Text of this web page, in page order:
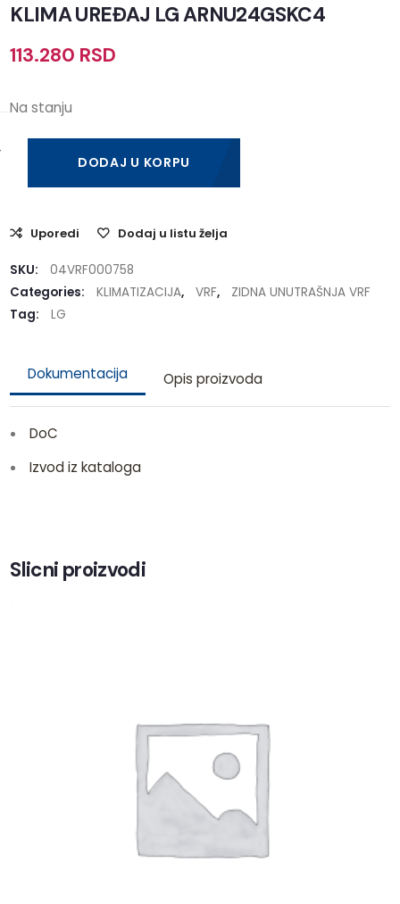
KLIMA UREĐAJ LG ARNU24GSKC4
113.280 RSD
Na stanju
DODAJ U KORPU
Uporedi Dodaj u listu želja
SKU:
04VRF000758
Categories:
KLIMATIZACIJA, VRF,
ZIDNA UNUTRAŠNJA VRF
Tag:
LG
Dokumentacija Opis proizvoda
DoC
Izvod iz kataloga
Slicni proizvodi